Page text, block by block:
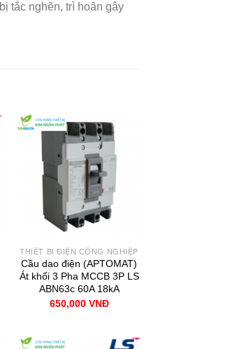
tắc nghẽn, trì hoãn gây
THIẾT BỊ ĐIỆN CÔNG NGHIỆP
Cầu dao điện (APTOMAT)
Át khối 3 Pha MCCB 3P LS
ABN63c 60A 18kA
650,000 VNĐ